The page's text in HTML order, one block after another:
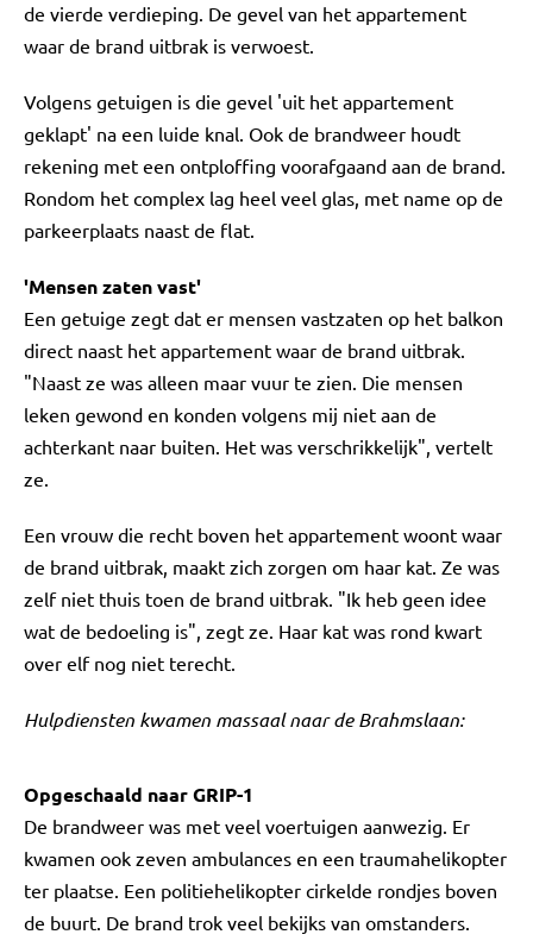
de vierde verdieping. De gevel van het appartement
waar de brand uitbrak is verwoest.
Volgens getuigen is die gevel 'uit het appartement
geklapt' na een luide knal. Ook de brandweer houdt
rekening met een ontploffing voorafgaand aan de brand.
Rondom het complex lag heel veel glas, met name op de
parkeerplaats naast de flat.
'Mensen zaten vast'
Een getuige zegt dat er mensen vastzaten op het balkon
direct naast het appartement waar de brand uitbrak.
"Naast ze was alleen maar vuur te zien. Die mensen
leken gewond en konden volgens mij niet aan de
achterkant naar buiten. Het was verschrikkelijk", vertelt
ze.
Een vrouw die recht boven het appartement woont waar
de brand uitbrak, maakt zich zorgen om haar kat. Ze was
zelf niet thuis toen de brand uitbrak. "Ik heb geen idee
wat de bedoeling is", zegt ze. Haar kat was rond kwart
over elf nog niet terecht.
Hulpdiensten kwamen massaal naar de Brahmslaan:
Opgeschaald naar GRIP-1
De brandweer was met veel voertuigen aanwezig. Er
kwamen ook zeven ambulances en een traumahelikopter
ter plaatse. Een politiehelikopter cirkelde rondjes boven
de buurt. De brand trok veel bekijks van omstanders.